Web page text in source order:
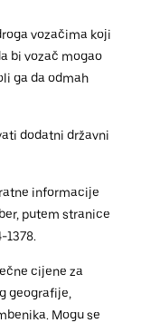
vozačima koji
bi vozač mogao
ga da odmah
dodatni državni
informacije
putem stranice
1378.
cijene za
geografije,
Mogu se